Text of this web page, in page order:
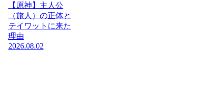
【原神】主人公
（旅人）の正体と
テイワットに来た
理由
2026.08.02